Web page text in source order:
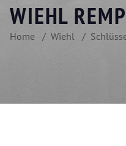
WIEHL
Home Wiehl